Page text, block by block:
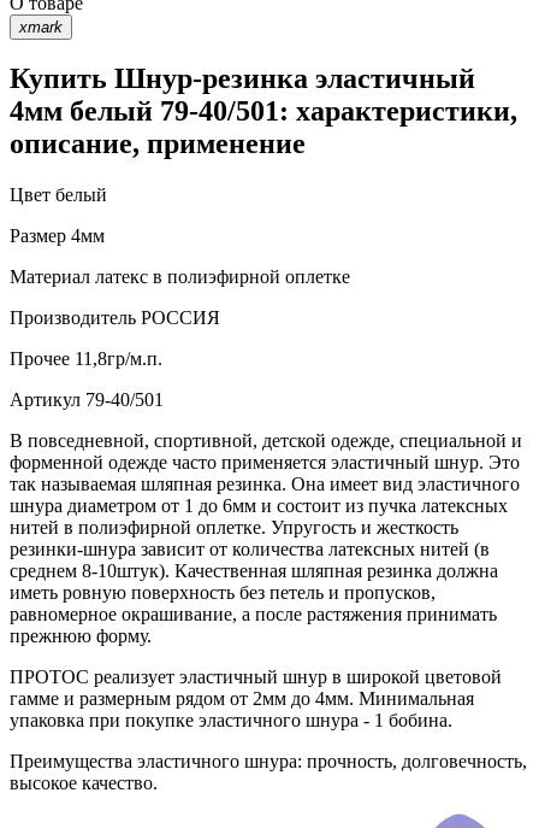
xmark
Купить Шнур-резинка эластичный
4мм белый 79-40/501: характеристики,
описание, применение
Цвет белый
Размер 4мм
Материал латекс в полиэфирной оплетке
Производитель РОССИЯ
Прочее 11,8гр/м.п.
Артикул 79-40/501
В повседневной, спортивной, детской одежде, специальной и
форменной одежде часто применяется эластичный шнур. Это
так называемая шляпная резинка. Она имеет вид эластичного
шнура диаметром от 1 до 6мм и состоит из пучка латексных
нитей в полиэфирной оплетке. Упругость и жесткость
резинки-шнура зависит от количества латексных нитей (в
среднем 8-10штук). Качественная шляпная резинка должна
иметь ровную поверхность без петель и пропусков,
равномерное окрашивание, а после растяжения принимать
прежнюю форму.
ПРОТОС реализует эластичный шнур в широкой цветовой
гамме и размерным рядом от 2мм до 4мм. Минимальная
упаковка при покупке эластичного шнура - 1 бобина.
Преимущества эластичного шнура: прочность, долговечность,
высокое качество.